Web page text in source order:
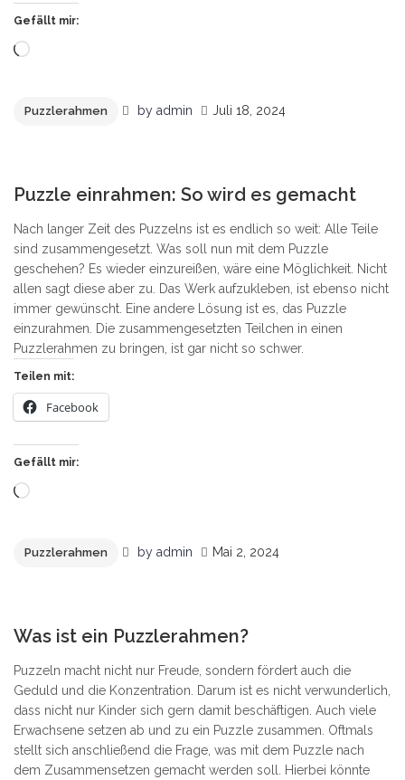
Gefällt mir:
Wird
Puzzlerahmen by admin Juli 18, 2024
Puzzle einrahmen: So wird es gemacht
Nach langer Zeit des Puzzelns ist es endlich so weit: Alle Teile
sind zusammengesetzt. Was soll nun mit dem Puzzle
geschehen? Es wieder einzureißen, wäre eine Möglichkeit. Nicht
allen sagt diese aber zu. Das Werk aufzukleben, ist ebenso nicht
immer gewünscht. Eine andere Lösung ist es, das Puzzle
einzurahmen. Die zusammengesetzten Teilchen in einen
Puzzlerahmen zu bringen, ist gar nicht so schwer.
Teilen mit:
Facebook
Gefällt mir:
Wird
Puzzlerahmen by admin Mai 2, 2024
Was ist ein Puzzlerahmen?
Puzzeln macht nicht nur Freude, sondern fördert auch die
Geduld und die Konzentration. Darum ist es nicht verwunderlich,
dass nicht nur Kinder sich gern damit beschäftigen. Auch viele
Erwachsene setzen ab und zu ein Puzzle zusammen. Oftmals
stellt sich anschließend die Frage, was mit dem Puzzle nach
dem Zusammensetzen gemacht werden soll. Hierbei könnte